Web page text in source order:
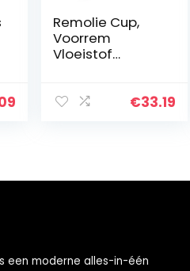
Remolie Cup,
Voorrem
Vloeistof
Motorcbike Olie
€33.19
een moderne alles-in-één